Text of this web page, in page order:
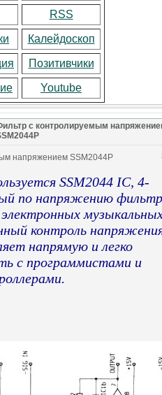
RSS
Калейдоскоп
Позитивчики
Youtube
с контролируемым
напряжением SSM2044P
SSM2044 IC, 4-
по напряжению
контроль
напрямую и легко
с программистами и